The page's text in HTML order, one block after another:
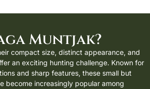
Muntjak?
compact size, distinct appearance, and
an exciting hunting challenge. Known for
and sharp features, these small but
become increasingly popular among